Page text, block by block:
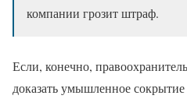
компании грозит штраф.
Если, конечно,
доказать умышленное